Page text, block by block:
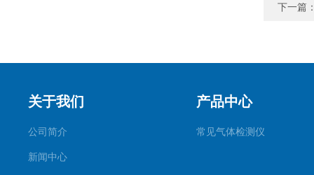
下一篇
关于我们
公司简介
新闻中心
产品中心
常见气体检测仪